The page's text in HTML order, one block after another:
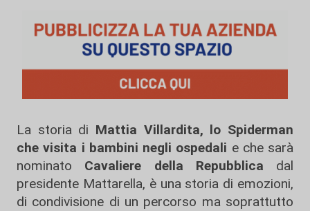
La storia di Mattia Villardita, lo Spiderman
che visita i bambini negli ospedali e che sarà
nominato Cavaliere della Repubblica dal
presidente Mattarella, è una storia di emozioni,
di condivisione di un percorso ma soprattutto